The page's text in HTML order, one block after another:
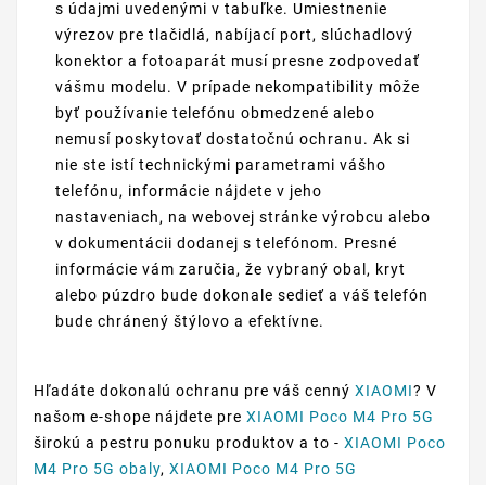
s údajmi uvedenými v tabuľke. Umiestnenie
výrezov pre tlačidlá, nabíjací port, slúchadlový
konektor a fotoaparát musí presne zodpovedať
vášmu modelu. V prípade nekompatibility môže
byť používanie telefónu obmedzené alebo
nemusí poskytovať dostatočnú ochranu. Ak si
nie ste istí technickými parametrami vášho
telefónu, informácie nájdete v jeho
nastaveniach, na webovej stránke výrobcu alebo
v dokumentácii dodanej s telefónom. Presné
informácie vám zaručia, že vybraný obal, kryt
alebo púzdro bude dokonale sedieť a váš telefón
bude chránený štýlovo a efektívne.
Hľadáte dokonalú ochranu pre váš cenný XIAOMI? V
našom e-shope nájdete pre XIAOMI Poco M4 Pro 5G
širokú a pestru ponuku produktov a to - XIAOMI Poco
M4 Pro 5G obaly, XIAOMI Poco M4 Pro 5G